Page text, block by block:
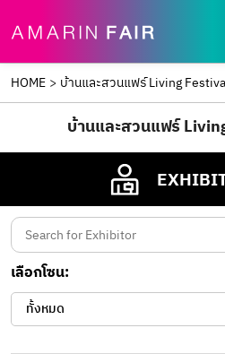
HOME > บ้านและสวนแฟร์ Living
บ้านและสวนแฟร์
เลือกโซน:
ทั้งหมด